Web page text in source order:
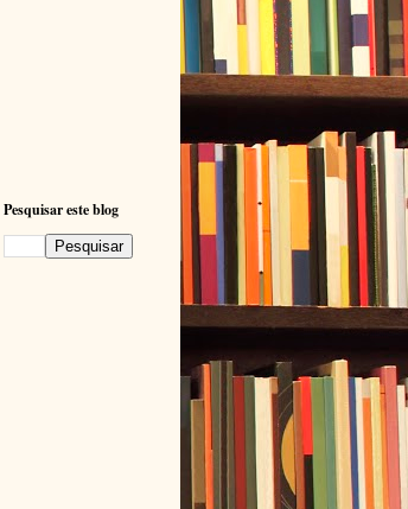
Pesquisar este blog